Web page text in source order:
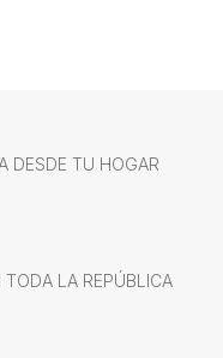
DESDE TU HOGAR
TODA LA REPÚBLICA